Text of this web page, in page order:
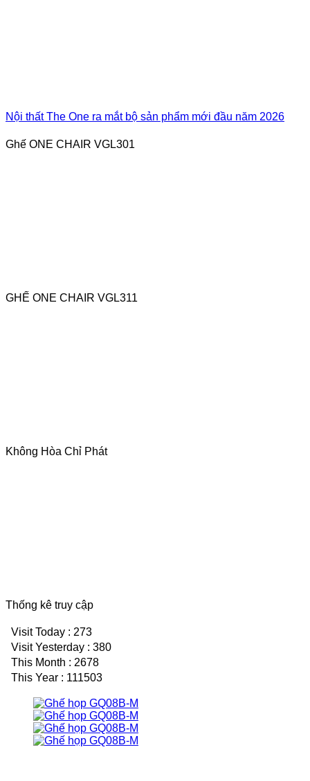
Nội thất The One ra mắt bộ sản phẩm mới đầu năm 2026
Ghế ONE CHAIR VGL301
GHẾ ONE CHAIR VGL311
Không Hòa Chỉ Phát
Thống kê truy cập
Visit Today : 273
Visit Yesterday : 380
This Month : 2678
This Year : 111503